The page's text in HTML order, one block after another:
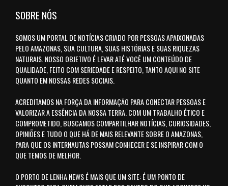
SOBRE NÓS
SOMOS UM PORTAL DE NOTÍCIAS CRIADO POR PESSOAS APAIXONADAS
PELO AMAZONAS, SUA CULTURA, SUAS HISTÓRIAS E SUAS RIQUEZAS
NATURAIS. NOSSO OBJETIVO É LEVAR ATÉ VOCÊ UM CONTEÚDO DE
QUALIDADE, FEITO COM SERIEDADE E RESPEITO, TANTO AQUI NO SITE
QUANTO EM NOSSAS REDES SOCIAIS.
ACREDITAMOS NA FORÇA DA INFORMAÇÃO PARA CONECTAR PESSOAS E
VALORIZAR A ESSÊNCIA DA NOSSA TERRA. COM UM TRABALHO ÉTICO E
COMPROMETIDO, BUSCAMOS COMPARTILHAR NOTÍCIAS, CURIOSIDADES,
OPINIÕES E TUDO O QUE HÁ DE MAIS RELEVANTE SOBRE O AMAZONAS,
PARA QUE OS INTERNAUTAS POSSAM CONHECER E SE INSPIRAR COM O
QUE TEMOS DE MELHOR.
O PORTO DE LENHA NEWS É MAIS QUE UM SITE: É UM PONTO DE